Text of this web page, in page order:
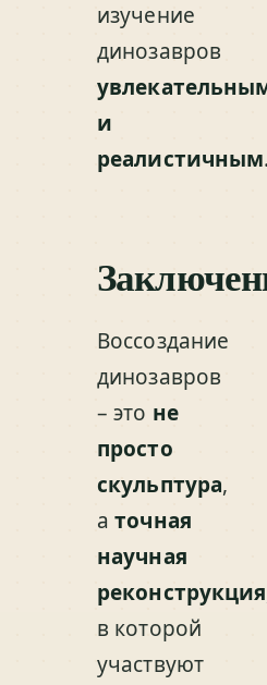
изучение
динозавров
и
реалистичным
Воссоздание
динозавров
– это не
просто
скульптура,
аточная
научная
реконструкция
в которой
участвуют